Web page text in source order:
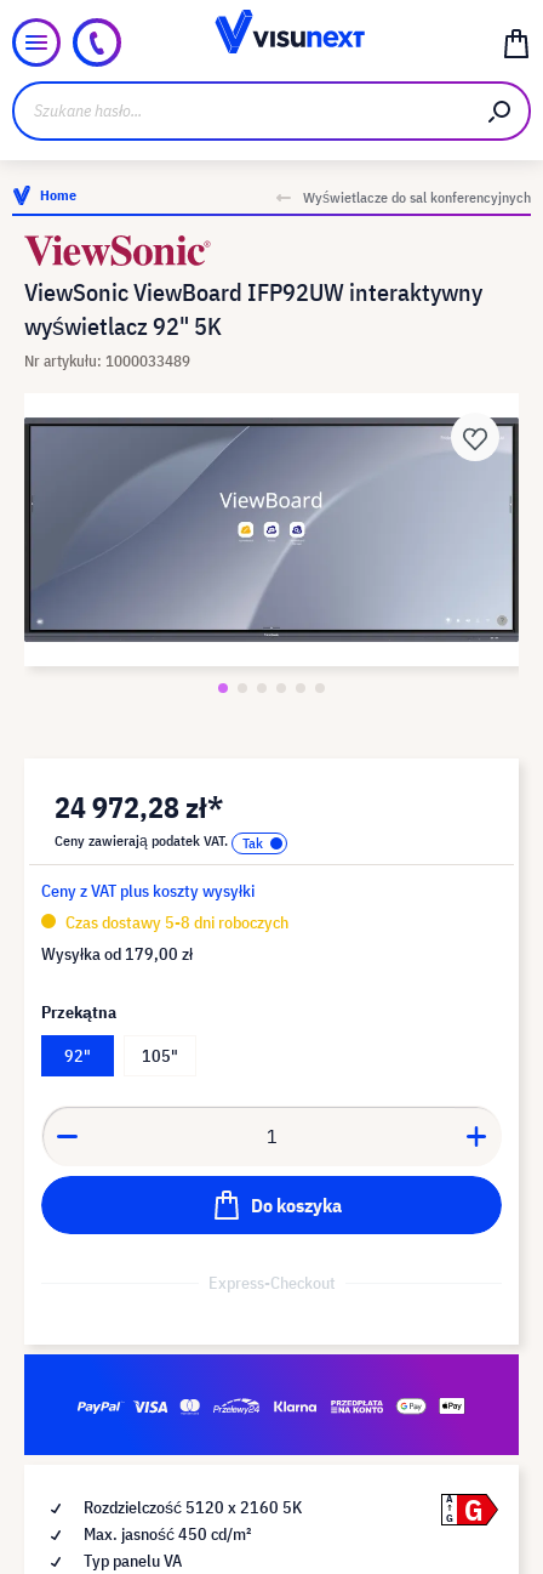
Home Wyświetlacze do sal konferencyjnych
ViewSonic ViewBoard IFP92UW interaktywny
wyświetlacz 92" 5K
Nr artykułu: 1000033489
24 972,28 zł*
Ceny zawierają podatek VAT.
Ceny z VAT plus koszty wysyłki
Czas dostawy 5-8 dni roboczych
Wysyłka od 179,00 zł
Przekątna
92"
105"
Do koszyka
Express-Checkout
Rozdzielczość 5120 x 2160 5K
Max. jasność 450 cd/m²
Typ panelu VA
A
G
G